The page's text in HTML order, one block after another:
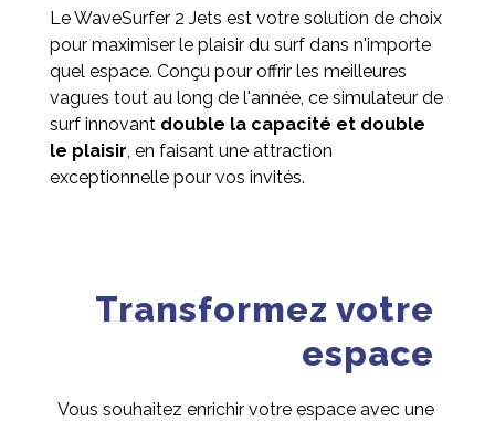
Le WaveSurfer 2 Jets est votre solution de choix
pour maximiser le plaisir du surf dans n'importe
quel espace. Conçu pour offrir les meilleures
vagues tout au long de l'année, ce simulateur de
surf innovant double la capacité et double
le plaisir, en faisant une attraction
exceptionnelle pour vos invités.
Transformez votre
espace
Vous souhaitez enrichir votre espace avec une